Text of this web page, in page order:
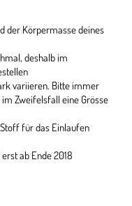
der Körpermasse deines
deshalb im
variieren. Bitte immer
Zweifelsfall eine Grösse
für das Einlaufen
ab Ende 2018